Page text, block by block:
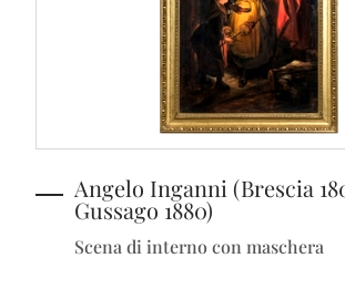
Angelo Inganni (Brescia
Gussago 1880)
Scena di interno con maschera